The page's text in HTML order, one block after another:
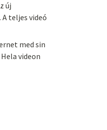
új
teljes videó
med sin
videon